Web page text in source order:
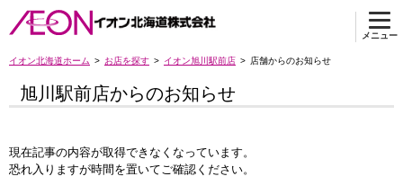
メニュー
イオン北海道ホーム お店を探す イオン旭川駅前店 店舗からのお知らせ
旭川駅前店からのお知らせ
現在記事の内容が取得できなくなっています。
恐れ入りますが時間を置いてご確認ください。